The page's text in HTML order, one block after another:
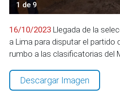
1 de 9
16/10/2023 Llegada de la
a Lima para disputar el partido
rumbo a las clasificatorias del
Descargar Imagen